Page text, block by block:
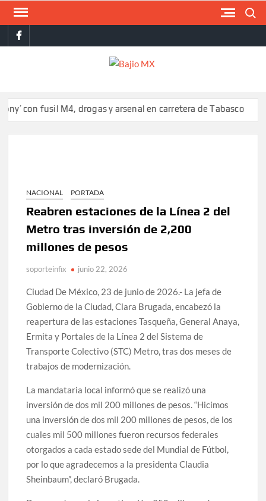
Saltar
contenidofacebook
fusil M4, drogas y arsenal en carretera de Tabasco Colombia
NACIONAL PORTADA
Reabren estaciones de la Línea 2 del
Metro tras inversión de 2,200
millones de pesos
soporteinfix junio 22, 2026
Ciudad De México, 23 de junio de 2026.- La jefa de
Gobierno de la Ciudad, Clara Brugada, encabezó la
reapertura de las estaciones Tasqueña, General Anaya,
Ermita y Portales de la Línea 2 del Sistema de
Transporte Colectivo (STC) Metro, tras dos meses de
trabajos de modernización.
La mandataria local informó que se realizó una
inversión de dos mil 200 millones de pesos. “Hicimos
una inversión de dos mil 200 millones de pesos, de los
cuales mil 500 millones fueron recursos federales
otorgados a cada estado sede del Mundial de Fútbol,
por lo que agradecemos a la presidenta Claudia
Sheinbaum”, declaró Brugada.